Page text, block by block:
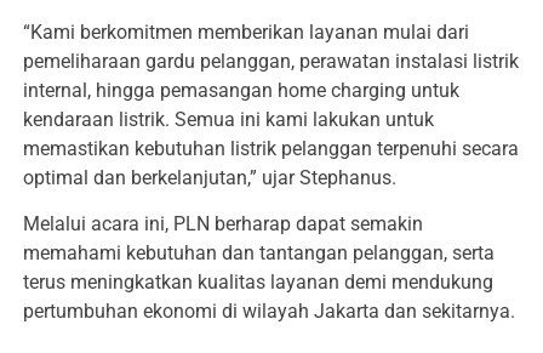
“Kami berkomitmen memberikan layanan mulai dari
pemeliharaan gardu pelanggan, perawatan instalasi listrik
internal, hingga pemasangan home charging untuk
kendaraan listrik. Semua ini kami lakukan untuk
memastikan kebutuhan listrik pelanggan terpenuhi secara
optimal dan berkelanjutan,” ujar Stephanus.
Melalui acara ini, PLN berharap dapat semakin
memahami kebutuhan dan tantangan pelanggan, serta
terus meningkatkan kualitas layanan demi mendukung
pertumbuhan ekonomi di wilayah Jakarta dan sekitarnya.